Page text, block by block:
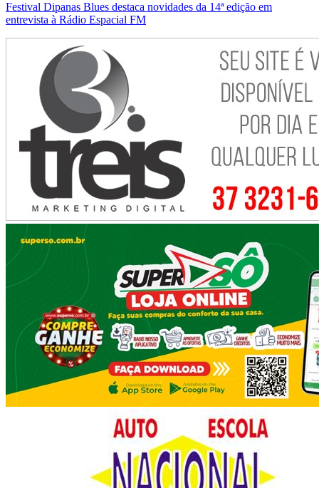
Festival Dipanas Blues destaca novidades da 14ª edição em
entrevista à Rádio Espacial FM